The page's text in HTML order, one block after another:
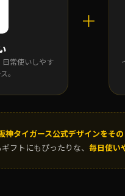
常使いしやす
。
＋
神タイガース公式デザインをその
フトにもぴったりな、 毎日使い